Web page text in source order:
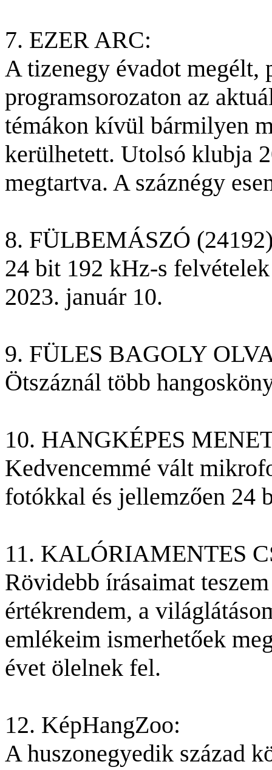
7. EZER ARC:
A tizenegy évadot megélt,
programsorozaton az
témákon kívül bármilyen
kerülhetett. Utolsó klubja
megtartva. A száznégy
8. FÜLBEMÁSZÓ
24 bit 192 kHz-s
2023. január 10.
9. FÜLES BAGOLY
Ötszáznál több
10. HANGKÉPES
Kedvencemmé vált
fotókkal és jellemzően 24
11. KALÓRIAMENTES
Rövidebb írásaimat
értékrendem, a
emlékeim ismerhetőek
évet ölelnek fel.
12. KépHangZoo:
A huszonegyedik század